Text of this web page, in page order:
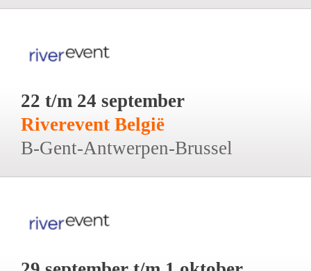
22 t/m 24 september
Riverevent België
B-Gent-Antwerpen-Brussel